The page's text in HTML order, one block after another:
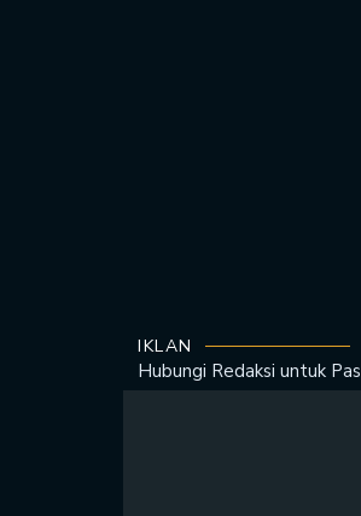
IKLAN
Hubungi Redaksi untuk